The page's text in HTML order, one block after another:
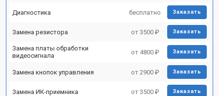
Диагностика бесплатно Заказать
Замена резистора от 3500 ₽ Заказать
Замена платы обработки
видеосигнала
от 4800 ₽ Заказать
Замена кнопок управления от 2900 ₽ Заказать
Замена ИК-приемника от 3500 ₽ Заказать